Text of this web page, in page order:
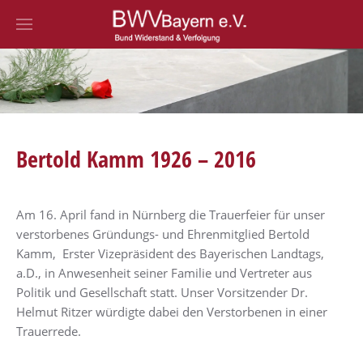
Zum Hauptinhalt springen
Bertold Kamm 1926 – 2016
Am 16. April fand in Nürnberg die Trauerfeier für unser
verstorbenes Gründungs- und Ehrenmitglied Bertold
Kamm, Erster Vizepräsident des Bayerischen Landtags,
a.D., in Anwesenheit seiner Familie und Vertreter aus
Politik und Gesellschaft statt. Unser Vorsitzender Dr.
Helmut Ritzer würdigte dabei den Verstorbenen in einer
Trauerrede.